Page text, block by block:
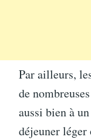
Par ailleurs,
de
aussi bien à
déjeuner léger